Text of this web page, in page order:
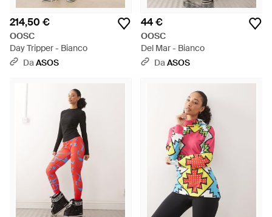
214,50 €
OOSC
Day Tripper - Bianco
DaASOS
44 €
OOSC
Del Mar - Bianco
DaASOS